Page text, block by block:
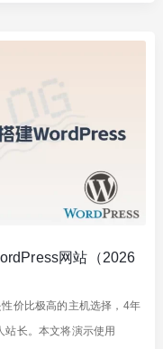
网站（2026
价比极高的主机选择，4年
长。本文将演示使用